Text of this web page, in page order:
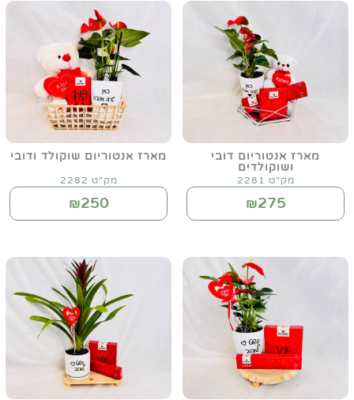
מארז אנטוריום דובי
ושוקולדים
מק"ט 2281
₪275
מארז אנטוריום שוקולד ודובי
מק"ט 2282
₪250